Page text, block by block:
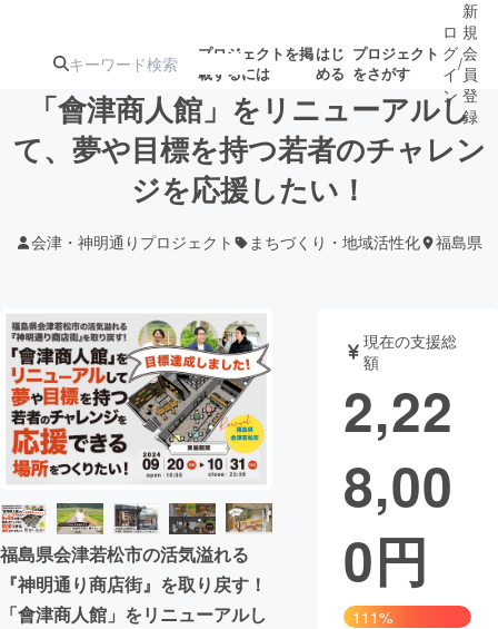
プロジェクトを掲
載するには
はじ
める
プロジェクト
をさがす
注目のリ 注目の新着プロ
ジェクト
募集終了が近いプ
テクノロジー・ガジェット
映像・映画 書籍・雑誌
ビジネス・起業 チャレンジ
まちづくり・地域活性化
CAMPFIRE for Social Good
CAMPFIRE Creation
ロ
グ
イ
ン
/
新
規
会
員
登
録
「會津商人館」をリニューアルし
て、夢や目標を持つ若者のチャレン
ジを応援したい！
会津・神明通りプロジェクト まちづくり・地域活性化 福島県
福島県会津若松市の活気溢れる
『神明通り商店街』を取り戻す！
「會津商人館」をリニューアルし
現在の支援総
額
2,22
8,00
0円
111%